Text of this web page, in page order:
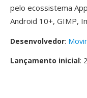
pelo ecossistema
Android 10+, GIMP,
Desenvolvedor:
Lançamento inicial: